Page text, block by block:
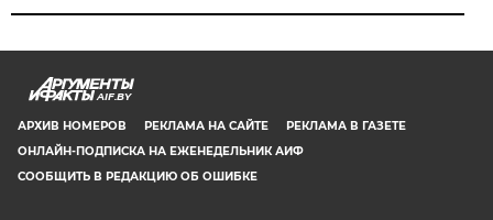
AIF.BY
АРХИВ НОМЕРОВ РЕКЛАМА НА САЙТЕ
РЕКЛАМА В ГАЗЕТЕ
ОНЛАЙН-ПОДПИСКА НА ЕЖЕНЕДЕЛЬНИК АИФ
СООБЩИТЬ В РЕДАКЦИЮ ОБ ОШИБКЕ